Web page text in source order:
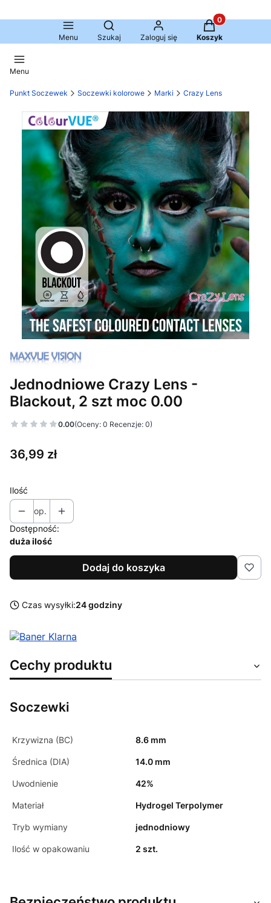
Menu
Otwórz wyszukiwarkę
Szukaj Zaloguj się
Produkty w
Koszyk
Menu
Punkt Soczewek Soczewki kolorowe Marki Crazy Lens
Jednodniowe Crazy Lens -
Blackout, 2 szt moc 0.00
0.00(Oceny: 0 Recenzje: 0)
Cena
36,99 zł
Ilość
op.
Dostępność:
duża ilość
Dodaj do koszyka
Czas wysyłki:24 godziny
Cechy produktu
Soczewki
Krzywizna (BC) 8.6 mm
Średnica (DIA) 14.0 mm
Uwodnienie 42%
Materiał Hydrogel Terpolymer
Tryb wymiany jednodniowy
Ilość w opakowaniu 2 szt.